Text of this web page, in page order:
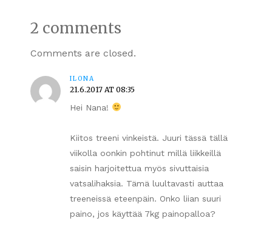
2 comments
Comments are closed.
ILONA
21.6.2017 AT 08:35
Hei Nana!
Kiitos treeni vinkeistä. Juuri tässä tällä
viikolla oonkin pohtinut millä liikkeillä
saisin harjoitettua myös sivuttaisia
vatsalihaksia. Tämä luultavasti auttaa
treeneissä eteenpäin. Onko liian suuri
paino, jos käyttää 7kg painopalloa?